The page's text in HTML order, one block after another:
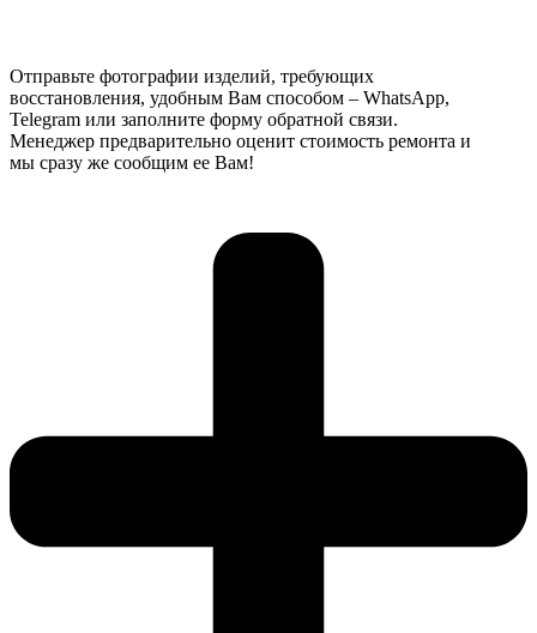
Отправьте фотографии изделий, требующих
восстановления, удобным Вам способом – WhatsApp,
Telegram или заполните форму обратной связи.
Менеджер предварительно оценит стоимость ремонта и
мы сразу же сообщим ее Вам!